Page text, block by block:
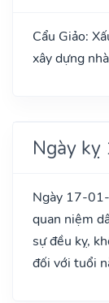
Cẩu Giảo:
xây dựng
Ngày
Ngày 17-
quan niệm
sự đều kỵ,
đối với tuổi